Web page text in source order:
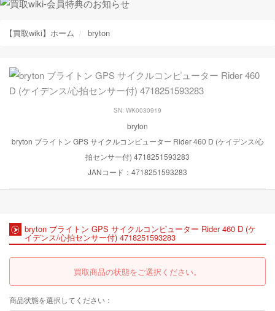
【買取wiki】ホーム bryton
SN: WK0030919
bryton
bryton ブライトン GPS サイクルコンピューター Rider 460 D (ケイデンス/心
拍センサー付) 4718251593283
JANコード：4718251593283
bryton ブライトン GPS サイクルコンピューター Rider 460 D (ケ
イデンス/心拍センサー付) 4718251593283
買取商品の状態をご選択ください。
商品状態を選択してください：